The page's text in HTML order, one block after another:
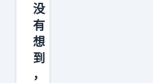
没
有
想
到
，